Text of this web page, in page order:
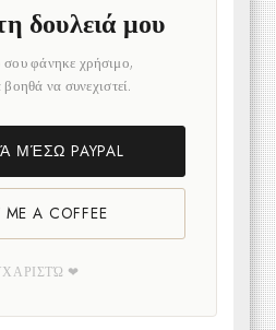
δουλειά μου
σου φάνηκε χρήσιμο,
να συνεχιστεί.
ΜΈΣΩ PAYPAL
ME A COFFEE
❤